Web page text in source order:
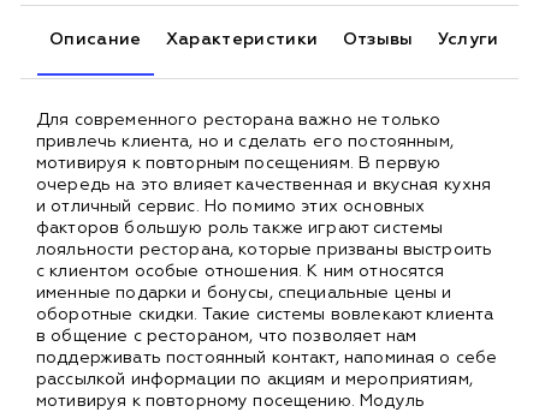
Описание Характеристики Отзывы Услуги
Для современного ресторана важно не только
привлечь клиента, но и сделать его постоянным,
мотивируя к повторным посещениям. В первую
очередь на это влияет качественная и вкусная кухня
и отличный сервис. Но помимо этих основных
факторов большую роль также играют системы
лояльности ресторана, которые призваны выстроить
с клиентом особые отношения. К ним относятся
именные подарки и бонусы, специальные цены и
оборотные скидки. Такие системы вовлекают клиента
в общение с рестораном, что позволяет нам
поддерживать постоянный контакт, напоминая о себе
рассылкой информации по акциям и мероприятиям,
мотивируя к повторному посещению. Модуль